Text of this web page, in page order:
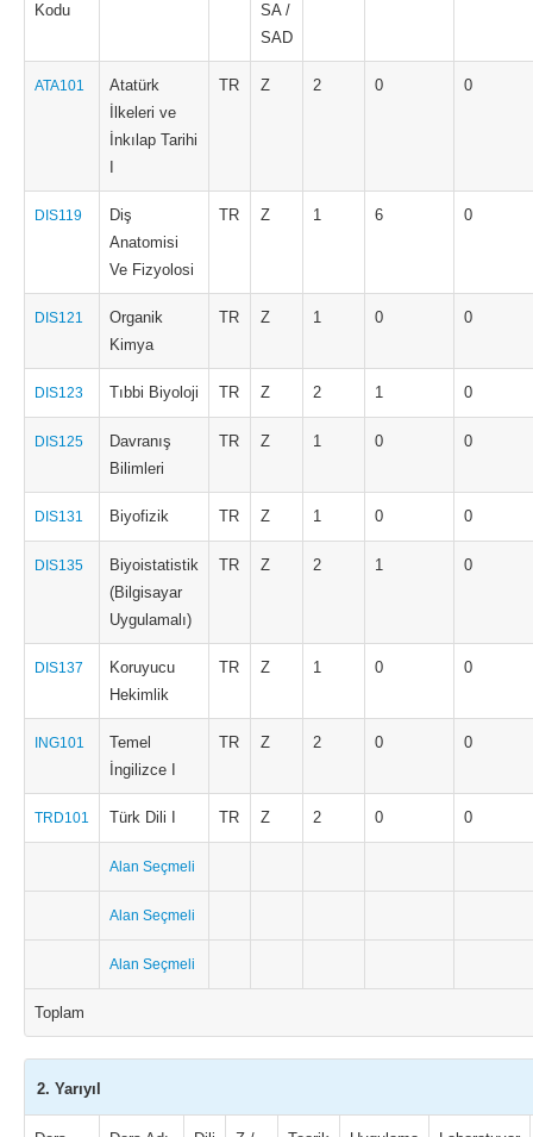
Kodu
SA /
SAD
ATA101
Atatürk
İlkeleri ve
İnkılap Tarihi
TR Z 2 0 0
DIS119
Diş
Anatomisi
Ve Fizyolosi
TR Z 1 6 0
DIS121
Organik
Kimya
TR Z 1 0 0
DIS123 Tıbbi Biyoloji TR Z 2 1 0
DIS125
Davranış
Bilimleri
TR Z 1 0 0
DIS131 Biyofizik TR Z 1 0 0
DIS135
Biyoistatistik
(Bilgisayar
Uygulamalı)
TR Z 2 1 0
DIS137
Koruyucu
Hekimlik
TR Z 1 0 0
ING101
Temel
İngilizce I
TR Z 2 0 0
TRD101 Türk Dili I TR Z 2 0 0
Alan Seçmeli
Alan Seçmeli
Alan Seçmeli
Toplam
2. Yarıyıl